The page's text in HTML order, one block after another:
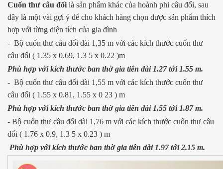
Cuốn thư câu đối là sản phẩm khác của hoành phi câu đối, sau
đây là một vài gợi ý để cho khách hàng chọn được sản phẩm thích
hợp với từng diện tích của gia đình
- Bộ cuốn thư câu đối dài 1,35 m với các kích thước cuốn thư
câu đối ( 1.35 x 0.69, 1.3 5 x 0.22 )m
Phù hợp với kích thước ban thờ gia tiên dài 1.27 tới 1.55 m.
- Bộ cuốn thư câu đối dài 1,55 m với các kích thước cuốn thư
câu đối ( 1.55 x 0.81, 1.55 x 0 23 ) m
Phù hợp với kích thước ban thờ gia tiên dài 1.55 tới 1.87 m.
- Bộ cuốn thư câu đối dài 1,76 m với các kích thước cuốn thư câu
đối ( 1.76 x 0.9, 1.3 5 x 0.23 ) m
Phù hợp với kích thước ban thờ gia tiên dài 1.97 tới 2.15 m.